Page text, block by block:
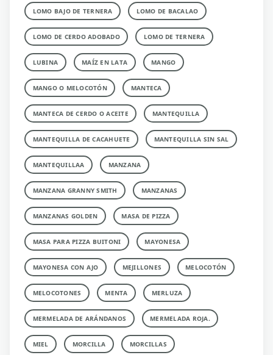
LOMO BAJO DE TERNERA LOMO DE BACALAO
LOMO DE CERDO ADOBADO LOMO DE TERNERA
LUBINA MAÍZ EN LATA MANGO
MANGO O MELOCOTÓN MANTECA
MANTECA DE CERDO O ACEITE MANTEQUILLA
MANTEQUILLA DE CACAHUETE MANTEQUILLA SIN SAL
MANTEQUILLAA MANZANA
MANZANA GRANNY SMITH MANZANAS
MANZANAS GOLDEN MASA DE PIZZA
MASA PARA PIZZA BUITONI MAYONESA
MAYONESA CON AJO MEJILLONES MELOCOTÓN
MELOCOTONES MENTA MERLUZA
MERMELADA DE ARÁNDANOS MERMELADA ROJA.
MIEL MORCILLA MORCILLAS